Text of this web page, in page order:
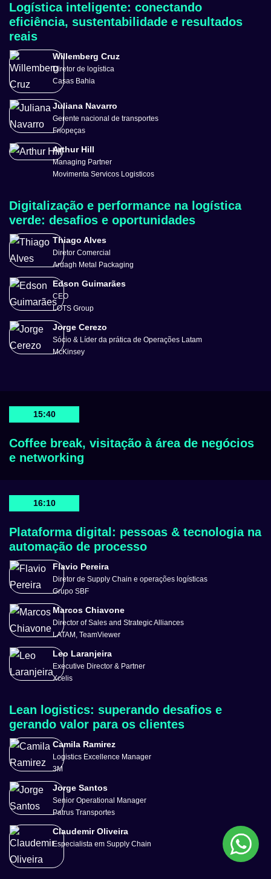
Logística inteligente: conectando
eficiência, sustentabilidade e resultados
reais
Willemberg Cruz
Diretor de logística
Casas Bahia
Juliana Navarro
Gerente nacional de transportes
Friopeças
Arthur Hill
Managing Partner
Movimenta Servicos Logisticos
Digitalização e performance na logística
verde: desafios e oportunidades
Thiago Alves
Diretor Comercial
Ardagh Metal Packaging
Edson Guimarães
CEO
LOTS Group
Jorge Cerezo
Sócio & Líder da prática de Operações Latam
McKinsey
15:40
Coffee break, visitação à área de negócios
e networking
16:10
Plataforma digital: pessoas & tecnologia na
automação de processo
Flavio Pereira
Diretor de Supply Chain e operações logísticas
Grupo SBF
Marcos Chiavone
Director of Sales and Strategic Alliances
LATAM, TeamViewer
Leo Laranjeira
Executive Director & Partner
Xcelis
Lean logistics: superando desafios e
gerando valor para os clientes
Camila Ramirez
Logistics Excellence Manager
3M
Jorge Santos
Senior Operational Manager
Patrus Transportes
Claudemir Oliveira
Especialista em Supply Chain